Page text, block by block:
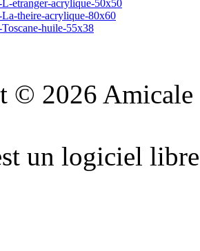
© 2026 Amicale
un logiciel